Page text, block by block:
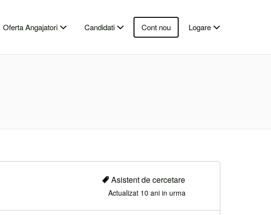
Oferta Angajatori Candidati Cont nou Logare
Asistent de cercetare
Actualizat 10 ani in urma